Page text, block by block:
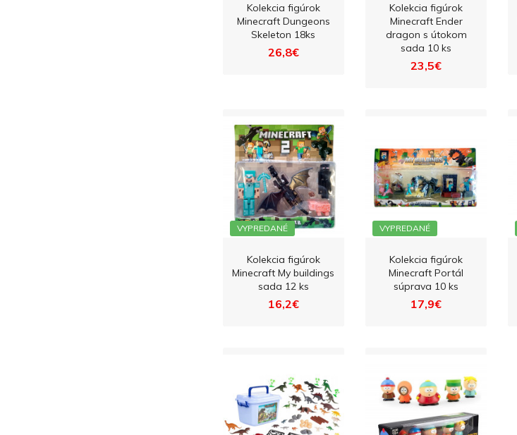
Kolekcia figúrok
Minecraft Dungeons
Skeleton 18ks
26,8€
Kolekcia figúrok
Minecraft Ender
dragon s útokom
sada 10 ks
23,5€
VYPREDANÉ
Kolekcia figúrok
Minecraft My buildings
sada 12 ks
16,2€
VYPREDANÉ
Kolekcia figúrok
Minecraft Portál
súprava 10 ks
17,9€